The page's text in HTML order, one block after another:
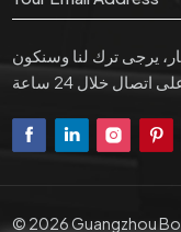
يرجى ترك لنا وسنكون
© 2026 Guangzhou